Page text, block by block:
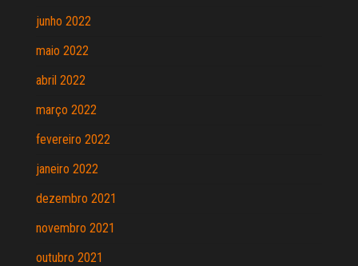
junho 2022
maio 2022
abril 2022
março 2022
fevereiro 2022
janeiro 2022
dezembro 2021
novembro 2021
outubro 2021